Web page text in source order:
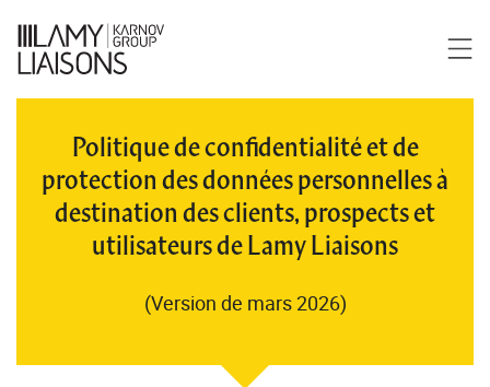
Politique de confidentialité et de
protection des données personnelles à
destination des clients, prospects et
utilisateurs de Lamy Liaisons
(Version de mars 2026)